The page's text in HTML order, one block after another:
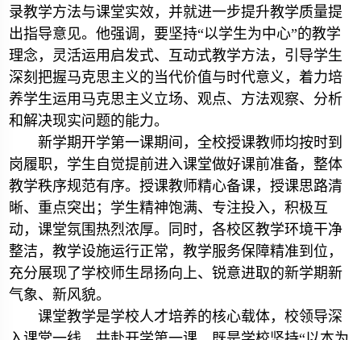
录教学方法与课堂实效，并就进一步提升教学质量提
出指导意见。他强调，要坚持“以学生为中心”的教学
理念，灵活运用启发式、互动式教学方法，引导学生
深刻把握马克思主义的当代价值与时代意义，着力培
养学生运用马克思主义立场、观点、方法观察、分析
和解决现实问题的能力。
新学期开学第一课期间，全校授课教师均按时到
岗履职，学生自觉提前进入课堂做好课前准备，整体
教学秩序规范有序。授课教师精心备课，授课思路清
晰、重点突出；学生精神饱满、专注投入，积极互
动，课堂氛围热烈浓厚。同时，各校区教学环境干净
整洁，教学设施运行正常，教学服务保障精准到位，
充分展现了学校师生昂扬向上、锐意进取的新学期新
气象、新风貌。
课堂教学是学校人才培养的核心载体，校领导深